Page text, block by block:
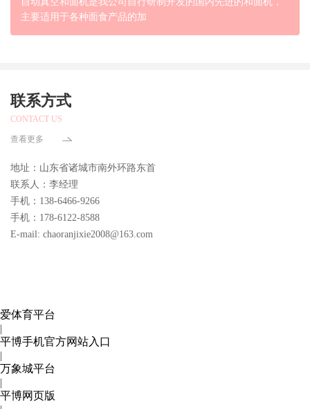
主要适用于各种面食产品的加
联系方式
CONTACT US
查看更多
地址：山东省诸城市南外环路东首
联系人：李经理
手机：138-6466-9266
手机：178-6122-8588
E-mail: chaoranjixie2008@163.com
爱体育平台
|
平博手机官方网站入口
|
万象城平台
|
平博网页版